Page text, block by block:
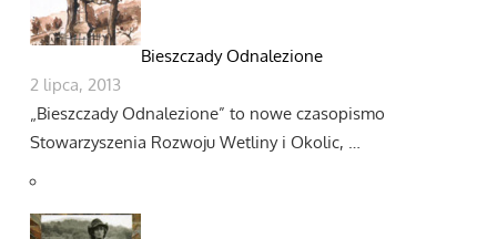
Bieszczady Odnalezione
2 lipca, 2013
„Bieszczady Odnalezione” to nowe czasopismo
Stowarzyszenia Rozwoju Wetliny i Okolic, …